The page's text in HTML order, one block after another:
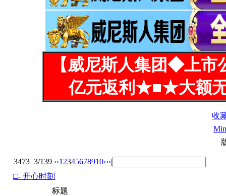
【威尼斯人集团◆上
亿元返利★■★大额
收
3473 3/139 ‹‹1 2345678910›››|
□- 开心时刻
标题